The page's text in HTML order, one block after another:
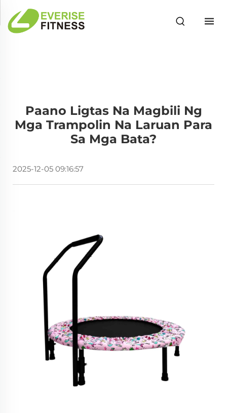
Paano Ligtas Na Magbili Ng
Mga Trampolin Na Laruan Para
Sa Mga Bata?
2025-12-05 09:16:57